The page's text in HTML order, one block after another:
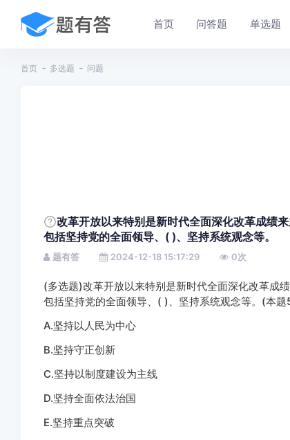
首页 问答题 单选题
首页 多选题 问题
改革开放以来特别是新时代全面深化改革成绩
包括坚持党的全面领导、( )、坚持系统观念等。
题有答 2024-12-18 15:17:29 0次
(多选题)改革开放以来特别是新时代全面深化改革成
包括坚持党的全面领导、( )、坚持系统观念等。(本题
A.坚持以人民为中心
B.坚持守正创新
C.坚持以制度建设为主线
D.坚持全面依法治国
E.坚持重点突破